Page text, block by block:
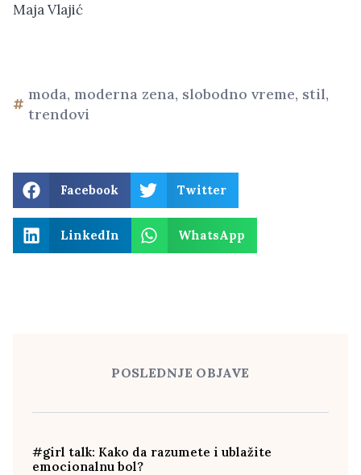
Maja Vlajić
moda, moderna zena, slobodno vreme, stil,
trendovi
Facebook Twitter
LinkedIn WhatsApp
POSLEDNJE OBJAVE
#girl talk: Kako da razumete i ublažite
emocionalnu bol?